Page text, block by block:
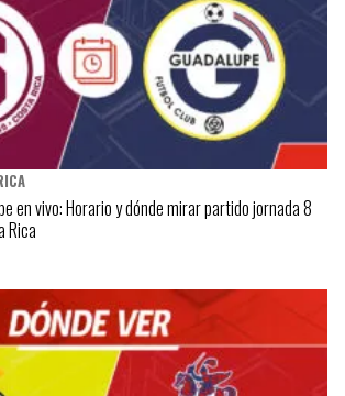
en vivo: Horario y dónde mirar partido jornada 8
Rica